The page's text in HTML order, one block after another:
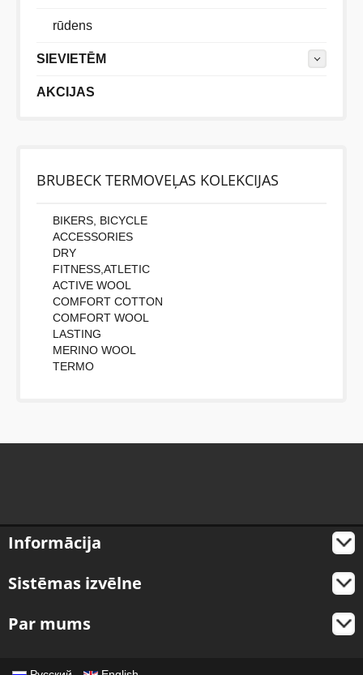
rūdens
SIEVIETĒM
AKCIJAS
BRUBECK TERMOVEĻAS KOLEKCIJAS
BIKERS, BICYCLE
ACCESSORIES
DRY
FITNESS,ATLETIC
ACTIVE WOOL
COMFORT COTTON
COMFORT WOOL
LASTING
MERINO WOOL
TERMO
Informācija
Sistēmas izvēlne
Par mums